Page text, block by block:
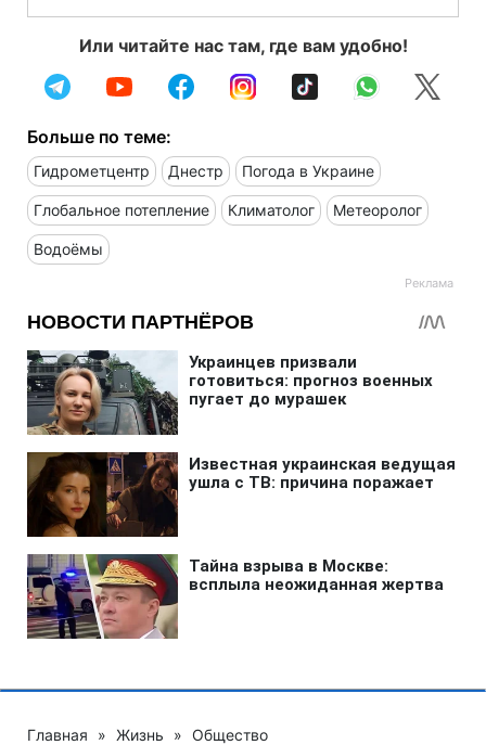
Или читайте нас там, где вам удобно!
Больше по теме:
Гидрометцентр Днестр Погода в Украине
Глобальное потепление Климатолог Метеоролог
Водоёмы
Главная » Жизнь » Общество